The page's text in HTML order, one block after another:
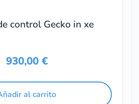
control Gecko in xe
930,00 €
al carrito